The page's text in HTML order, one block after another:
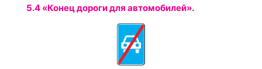
5.4 «Конец дороги для автомобилей».